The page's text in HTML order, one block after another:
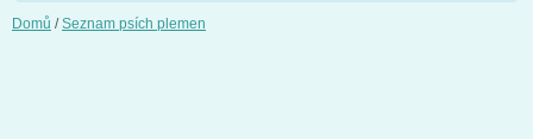
Domů /Seznam psích plemen